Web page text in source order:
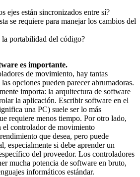
ejes están sincronizados entre sí?
se requiere para manejar los cambios del
portabilidad del código?
es importante.
de movimiento, hay tantas
opciones pueden parecer abrumadoras.
importa: la arquitectura de software
la aplicación. Escribir software en el
una PC) suele ser lo más
requiere menos tiempo. Por otro lado,
el controlador de movimiento
que desea, pero puede
especialmente si debe aprender un
del proveedor. Los controladores
mucha potencia de software en bruto,
informáticos estándar.